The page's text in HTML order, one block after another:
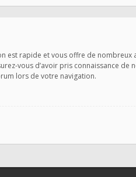
est rapide et vous offre de
vous d’avoir pris connaissance
lors de votre navigation.